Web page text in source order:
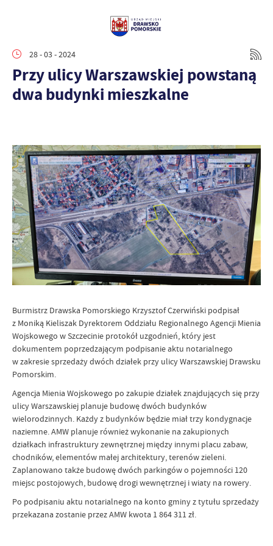
28 - 03 - 2024
Przy ulicy Warszawskiej powstaną
dwa budynki mieszkalne
Burmistrz Drawska Pomorskiego Krzysztof Czerwiński podpisał
z Moniką Kieliszak Dyrektorem Oddziału Regionalnego Agencji Mienia
Wojskowego w Szczecinie protokół uzgodnień, który jest
dokumentem poprzedzającym podpisanie aktu notarialnego
w zakresie sprzedaży dwóch działek przy ulicy Warszawskiej Drawsku
Pomorskim.
Agencja Mienia Wojskowego po zakupie działek znajdujących się przy
ulicy Warszawskiej planuje budowę dwóch budynków
wielorodzinnych. Każdy z budynków będzie miał trzy kondygnacje
naziemne. AMW planuje również wykonanie na zakupionych
działkach infrastruktury zewnętrznej między innymi placu zabaw,
chodników, elementów małej architektury, terenów zieleni.
Zaplanowano także budowę dwóch parkingów o pojemności 120
miejsc postojowych, budowę drogi wewnętrznej i wiaty na rowery.
Po podpisaniu aktu notarialnego na konto gminy z tytułu sprzedaży
przekazana zostanie przez AMW kwota 1 864 311 zł.